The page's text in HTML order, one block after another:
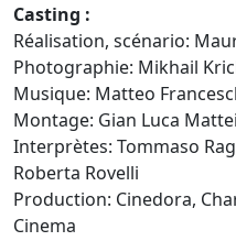
Casting :
Réalisation, scénario:
Photographie: Mikhail
Musique: Matteo
Montage: Gian Luca Mattei
Interprètes: Tommaso
Roberta Rovelli
Production: Cinedora,
Cinema